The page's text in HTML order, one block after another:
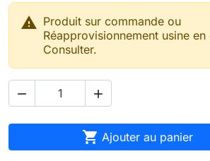
 Produit sur commande ou
Réapprovisionnement usine
Consulter.
 
 Ajouter au panier